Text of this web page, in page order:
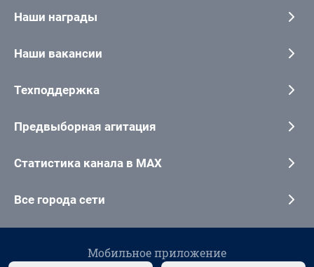
Наши награды
Наши вакансии
Техподдержка
Предвыборная агитация
Статистика канала в MAX
Все города сети
Мобильное приложение